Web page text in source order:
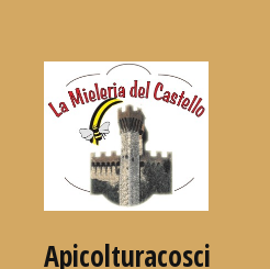
Apicolturacosci